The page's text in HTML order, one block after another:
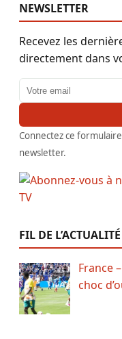
NEWSLETTER
Recevez les
directement dans
Adresse email
Connectez ce
newsletter.
FIL DE
France
choc